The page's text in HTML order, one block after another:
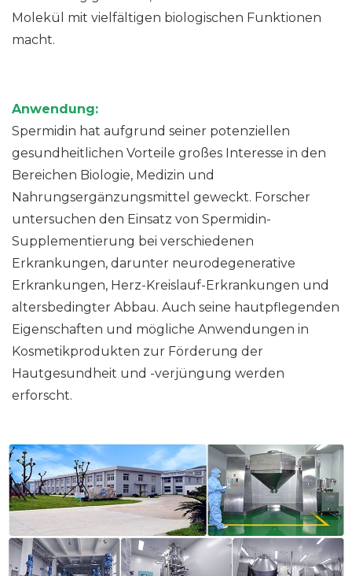
Molekül mit vielfältigen biologischen Funktionen
macht.
Anwendung:
Spermidin hat aufgrund seiner potenziellen
gesundheitlichen Vorteile großes Interesse in den
Bereichen Biologie, Medizin und
Nahrungsergänzungsmittel geweckt. Forscher
untersuchen den Einsatz von Spermidin-
Supplementierung bei verschiedenen
Erkrankungen, darunter neurodegenerative
Erkrankungen, Herz-Kreislauf-Erkrankungen und
altersbedingter Abbau. Auch seine hautpflegenden
Eigenschaften und mögliche Anwendungen in
Kosmetikprodukten zur Förderung der
Hautgesundheit und -verjüngung werden
erforscht.